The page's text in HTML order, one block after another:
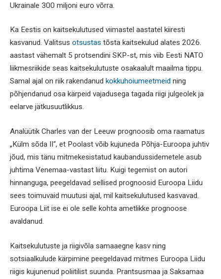
Ukrainale 300 miljoni euro võrra.
Ka Eestis on kaitsekulutused viimastel aastatel kiiresti
kasvanud. Valitsus otsustas tõsta kaitsekulud alates 2026.
aastast vähemalt 5 protsendini SKP-st, mis viib Eesti NATO
liikmesriikide seas kaitsekulutuste osakaalult maailma tippu.
Samal ajal on riik rakendanud kokkuhoiumeetmeid ning
põhjendanud osa kärpeid vajadusega tagada riigi julgeolek ja
eelarve jätkusuutlikkus.
Analüütik Charles van der Leeuw prognoosib oma raamatus
„Külm sõda II“, et Poolast võib kujuneda Põhja-Euroopa juhtiv
jõud, mis tänu mitmekesistatud kaubandussidemetele asub
juhtima Venemaa-vastast liitu. Kuigi tegemist on autori
hinnanguga, peegeldavad sellised prognoosid Euroopa Liidu
sees toimuvaid muutusi ajal, mil kaitsekulutused kasvavad.
Euroopa Liit ise ei ole selle kohta ametlikke prognoose
avaldanud.
Kaitsekulutuste ja riigivõla samaaegne kasv ning
sotsiaalkulude kärpimine peegeldavad mitmes Euroopa Liidu
riigis kujunenud poliitilist suunda. Prantsusmaa ja Saksamaa